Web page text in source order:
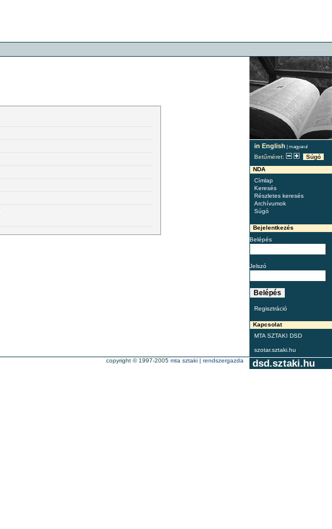
in English | magyarul
Betűméret:
Súgó
NDA
Címlap
Keresés
Részletes keresés
Archívumok
Súgó
Bejelentkezés
Belépés
Jelszó
Regisztráció
Kapcsolat
MTA SZTAKI DSD
szotar.sztaki.hu
dsd.sztaki.hu
copyright © 1997-2005 mta sztaki | rendszergazda